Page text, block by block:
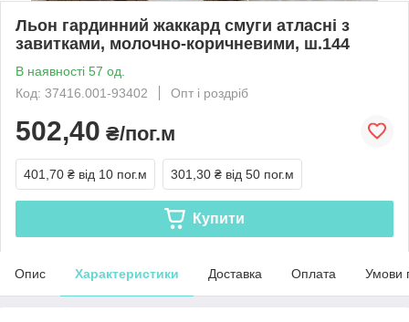
Льон гардинний жаккард смуги атласні з
завитками, молочно-коричневими, ш.144
В наявності 57 од.
Код: 37416.001-93402
Опт і роздріб
502,40 ₴/пог.м
401,70 ₴ від 10 пог.м 301,30 ₴ від 50 пог.м
Купити
Опис Характеристики Доставка Оплата Умови